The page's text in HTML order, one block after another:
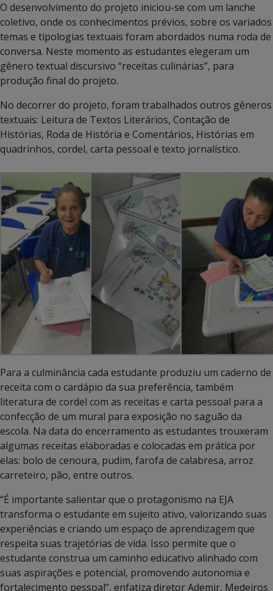
O desenvolvimento do projeto iniciou-se com um lanche
coletivo, onde os conhecimentos prévios, sobre os variados
temas e tipologias textuais foram abordados numa roda de
conversa. Neste momento as estudantes elegeram um
gênero textual discursivo “receitas culinárias”, para
produção final do projeto.
No decorrer do projeto, foram trabalhados outros gêneros
textuais: Leitura de Textos Literários, Contação de
Histórias, Roda de História e Comentários, Histórias em
quadrinhos, cordel, carta pessoal e texto jornalístico.
Para a culminância cada estudante produziu um caderno de
receita com o cardápio da sua preferência, também
literatura de cordel com as receitas e carta pessoal para a
confecção de um mural para exposição no saguão da
escola. Na data do encerramento as estudantes trouxeram
algumas receitas elaboradas e colocadas em prática por
elas: bolo de cenoura, pudim, farofa de calabresa, arroz
carreteiro, pão, entre outros.
“É importante salientar que o protagonismo na EJA
transforma o estudante em sujeito ativo, valorizando suas
experiências e criando um espaço de aprendizagem que
respeita suas trajetórias de vida. Isso permite que o
estudante construa um caminho educativo alinhado com
suas aspirações e potencial, promovendo autonomia e
fortalecimento pessoal”, enfatiza diretor Ademir, Medeiros